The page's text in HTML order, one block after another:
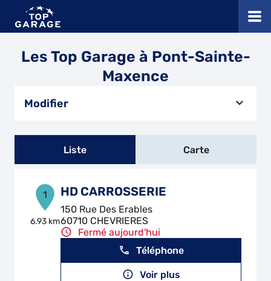
Les Top Garage à Pont-Sainte-
Maxence
Modifier
Liste Carte
1
6.93 km
HD CARROSSERIE
150 Rue Des Erables
60710 CHEVRIERES
Fermé aujourd'hui
Téléphone
Voir plus